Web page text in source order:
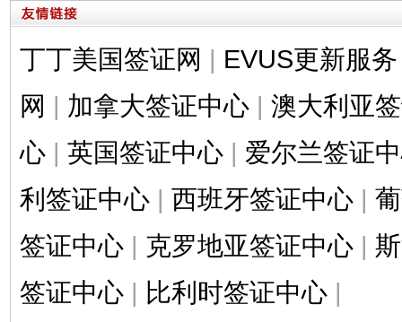
丁丁美国签证网 | EVUS更新服务
网 | 加拿大签证中心 | 澳大利亚
心 | 英国签证中心 | 爱尔兰签证
利签证中心 | 西班牙签证中心 |
签证中心 | 克罗地亚签证中心 |
签证中心 | 比利时签证中心 |